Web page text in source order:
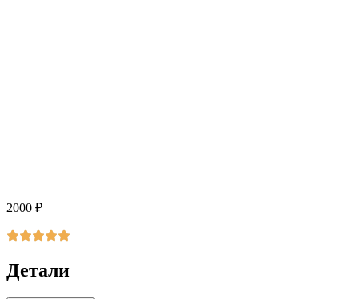
2000 ₽
Детали